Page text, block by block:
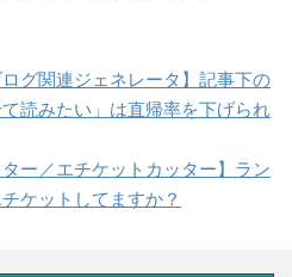
グ関連ジェネレータ】記事下の
て読みたい」は直帰率を下げられ
ー／エチケットカッター】ラン
ケットしてますか？